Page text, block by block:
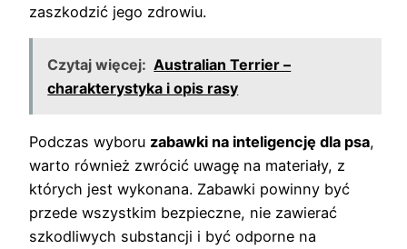
zaszkodzić jego zdrowiu.
Czytaj więcej: Australian Terrier –
charakterystyka i opis rasy
Podczas wyboru zabawki na inteligencję dla psa,
warto również zwrócić uwagę na materiały, z
których jest wykonana. Zabawki powinny być
przede wszystkim bezpieczne, nie zawierać
szkodliwych substancji i być odporne na